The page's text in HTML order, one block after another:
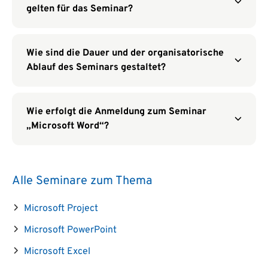
gelten für das Seminar?
Wie sind die Dauer und der organisatorische
Ablauf des Seminars gestaltet?
Wie erfolgt die Anmeldung zum Seminar
„Microsoft Word“?
Alle Seminare zum Thema
Microsoft Project
Microsoft PowerPoint
Microsoft Excel